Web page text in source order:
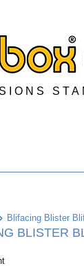
Blifacing Blister
BLISTER